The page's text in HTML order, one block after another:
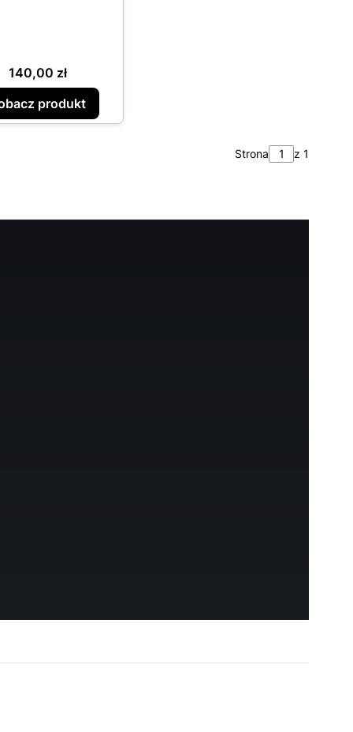
Cena
140,00 zł
produkt
Strona z 1